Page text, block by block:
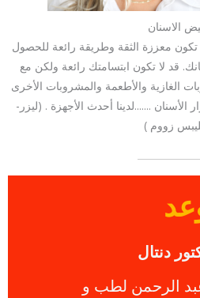
الاسنان
معززة الثقة وطريقة رائعة للحصول
قد لا تكون ابتسامتك رائعة ولكن مع
الغازية والأطعمة والمشروبات الأخرى
.......لدينا أحدث الأجهزة . (ليزر-
زووم )
دنتال
الرحمن لطب و